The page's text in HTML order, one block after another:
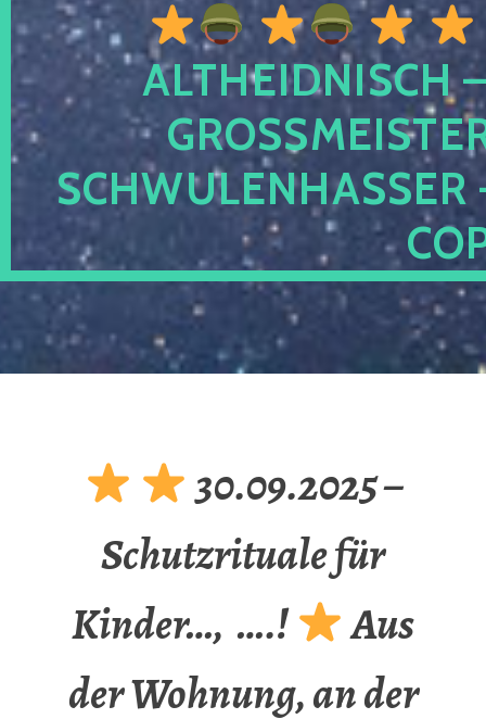
ALTHEIDNISCH
CHWULENHASSER
30.09.2025 –
Schutzrituale für
Kinder…, ….!
Aus
der Wohnung, an der